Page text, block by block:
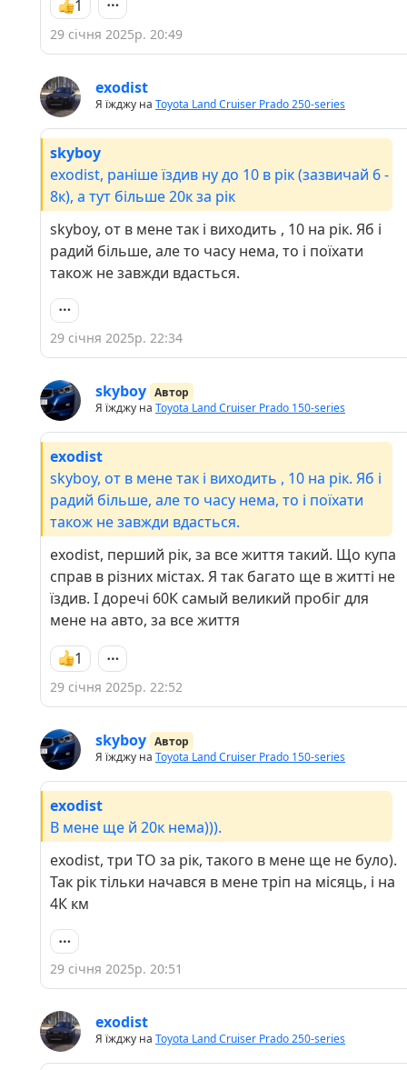
1
29 січня 2025р. 20:49
exodist
Я їжджу на Toyota Land Cruiser Prado 250-series
skyboy
exodist, раніше їздив ну до 10 в рік (зазвичай 6 -
8к), а тут більше 20к за рік
skyboy, от в мене так і виходить , 10 на рік. Яб і
радий більше, але то часу нема, то і поїхати
також не завжди вдасться.
29 січня 2025р. 22:34
skyboy Автор
Я їжджу на Toyota Land Cruiser Prado 150-series
exodist
skyboy, от в мене так і виходить , 10 на рік. Яб і
радий більше, але то часу нема, то і поїхати
також не завжди вдасться.
exodist, перший рік, за все життя такий. Що купа
справ в різних містах. Я так багато ще в житті не
їздив. І доречі 60К самый великий пробіг для
мене на авто, за все життя
1
29 січня 2025р. 22:52
skyboy Автор
Я їжджу на Toyota Land Cruiser Prado 150-series
exodist
В мене ще й 20к нема))).
exodist, три ТО за рік, такого в мене ще не було).
Так рік тільки начався в мене тріп на місяць, і на
4К км
29 січня 2025р. 20:51
exodist
Я їжджу на Toyota Land Cruiser Prado 250-series